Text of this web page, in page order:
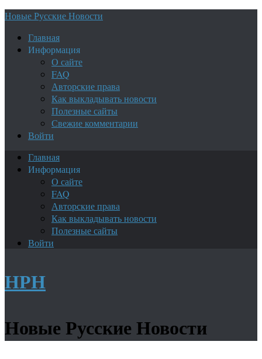
Новые Русские Новости
Главная
Информация
О сайте
FAQ
Авторские права
Как выкладывать новости
Полезные сайты
Свежие комментарии
Войти
Главная
Информация
О сайте
FAQ
Авторские права
Как выкладывать новости
Полезные сайты
Войти
НРН
Новые Русские Новости